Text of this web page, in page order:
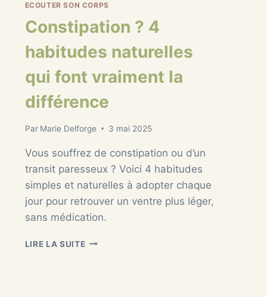
ECOUTER SON CORPS
Constipation ? 4
habitudes naturelles
qui font vraiment la
différence
Par Marie Delforge 3 mai 2025
Vous souffrez de constipation ou d’un
transit paresseux ? Voici 4 habitudes
simples et naturelles à adopter chaque
jour pour retrouver un ventre plus léger,
sans médication.
LIRE LA SUITECONSTIPATION